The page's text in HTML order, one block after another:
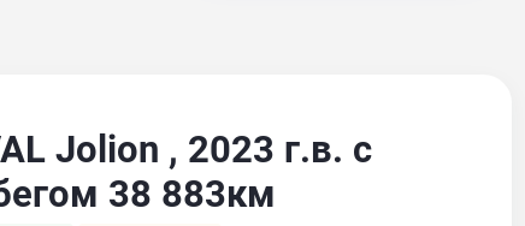
Jolion , 2023 г.в. с
38 883км